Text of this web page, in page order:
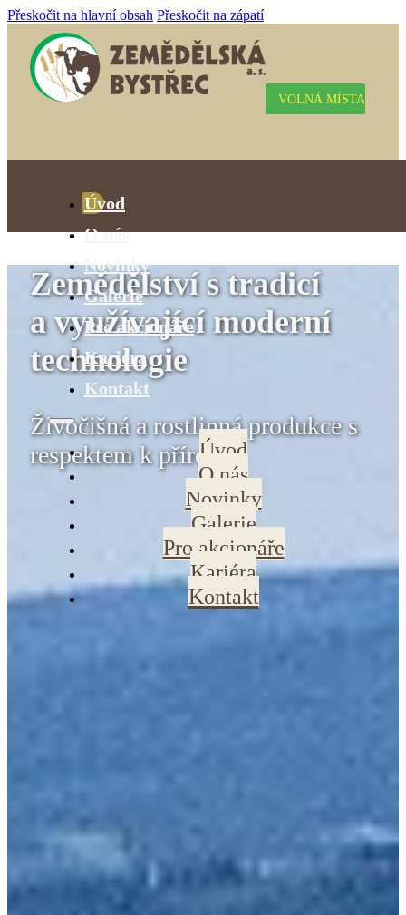
Přeskočit na hlavní obsah Přeskočit na zápatí
VOLNÁ MÍSTA
Úvod
O nás
Novinky
Galerie
Pro akcionáře
Kariéra
Kontakt
Úvod
O nás
Novinky
Galerie
Pro akcionáře
Kariéra
Kontakt
Zemědělství s tradicí
a využívající moderní
technologie
Živočišná a rostlinná produkce s
respektem k přírodě